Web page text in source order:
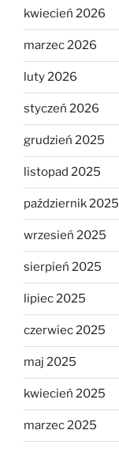
kwiecień 2026
marzec 2026
luty 2026
styczeń 2026
grudzień 2025
listopad 2025
październik 2025
wrzesień 2025
sierpień 2025
lipiec 2025
czerwiec 2025
maj 2025
kwiecień 2025
marzec 2025